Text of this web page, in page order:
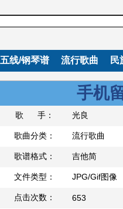
五线/钢琴谱 流行歌曲 民
手机
歌 手： 光良
歌曲分类： 流行歌曲
歌谱格式： 吉他简
文件类型： JPG/Gif图像
点击次数： 653